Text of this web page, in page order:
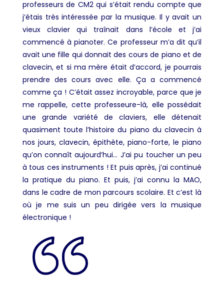
professeurs de CM2 qui s’était rendu compte que
j’étais très intéressée par la musique. Il y avait un
vieux clavier qui traînait dans l’école et j’ai
commencé à pianoter. Ce professeur m’a dit qu’il
avait une fille qui donnait des cours de piano et de
clavecin, et si ma mère était d’accord, je pourrais
prendre des cours avec elle. Ça a commencé
comme ça ! C’était assez incroyable, parce que je
me rappelle, cette professeure-là, elle possédait
une grande variété de claviers, elle détenait
quasiment toute l’histoire du piano du clavecin à
nos jours, clavecin, épithète, piano-forte, le piano
qu’on connaît aujourd’hui… J’ai pu toucher un peu
à tous ces instruments ! Et puis après, j’ai continué
la pratique du piano. Et puis, j’ai connu la MAO,
dans le cadre de mon parcours scolaire. Et c’est là
où je me suis un peu dirigée vers la musique
électronique !